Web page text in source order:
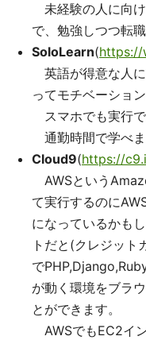
未経験の人に向
で、勉強しつつ転
SoloLearn(https://
英語が得意な人
ってモチベーショ
スマホでも実行で
通勤時間で学べま
Cloud9(https://
AWSという
て実行するのに
になっているかも
トだと(クレジット
で
が動く環境をブラ
とができます。
AWSでもEC2イ